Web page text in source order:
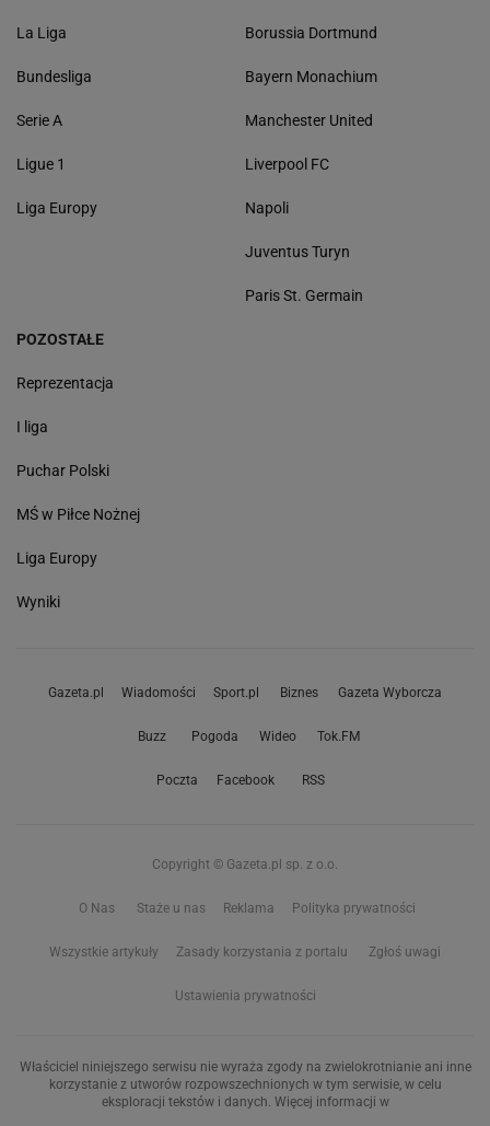
La Liga
Bundesliga
Serie A
Ligue 1
Liga Europy
Borussia Dortmund
Bayern Monachium
Manchester United
Liverpool FC
Napoli
Juventus Turyn
Paris St. Germain
POZOSTAŁE
Reprezentacja
I liga
Puchar Polski
MŚ w Piłce Nożnej
Liga Europy
Wyniki
Gazeta.pl Wiadomości Sport.pl Biznes Gazeta Wyborcza
Buzz Pogoda Wideo Tok.FM
Poczta Facebook RSS
Copyright © Gazeta.pl sp. z o.o.
O Nas Staże u nas Reklama Polityka prywatności
Wszystkie artykuły Zasady korzystania z portalu Zgłoś uwagi
Ustawienia prywatności
Właściciel niniejszego serwisu nie wyraża zgody na zwielokrotnianie ani inne
korzystanie z utworów rozpowszechnionych w tym serwisie, w celu
eksploracji tekstów i danych. Więcej informacji w